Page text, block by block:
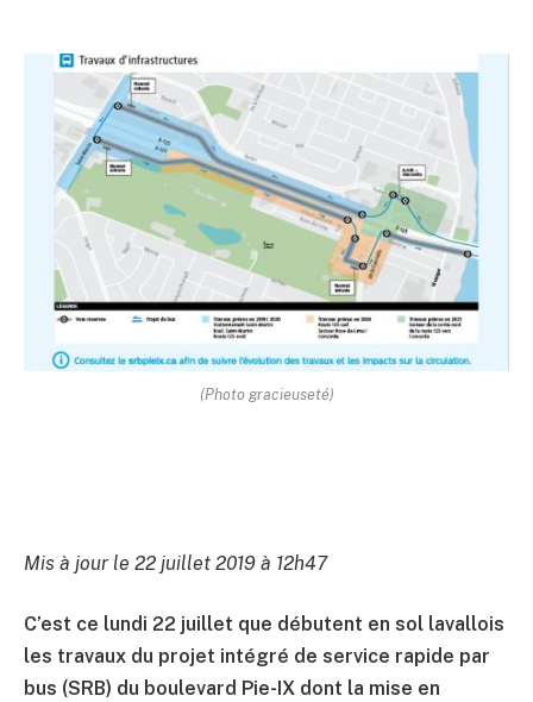
(Photo gracieuseté)
Mis à jour le 22 juillet 2019 à 12h47
C’est ce lundi 22 juillet que débutent en sol lavallois
les travaux du projet intégré de service rapide par
bus (SRB) du boulevard Pie-IX dont la mise en